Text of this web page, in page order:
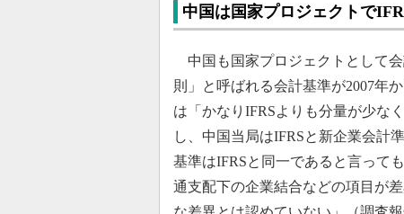
中国は国家プロジェクトで
中国も国家プロジェクトとして
則」と呼ばれる会計基準が2007年
は「かなりIFRSよりも分量が少な
し、中国当局はIFRSと新企業会計
基準はIFRSと同一であると言って
通支配下の企業結合などの項目が